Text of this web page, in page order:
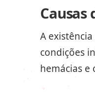
Causas
A
condições
hemácias e